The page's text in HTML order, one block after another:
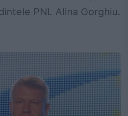
PNL Alina Gorghiu.